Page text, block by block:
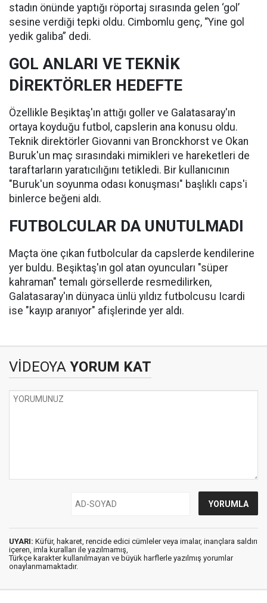
stadın önünde yaptığı röportaj sırasında gelen ‘gol’
sesine verdiği tepki oldu. Cimbomlu genç, “Yine gol
yedik galiba” dedi.
GOL ANLARI VE TEKNİK
DİREKTÖRLER HEDEFTE
Özellikle Beşiktaş'ın attığı goller ve Galatasaray'ın
ortaya koyduğu futbol, capslerin ana konusu oldu.
Teknik direktörler Giovanni van Bronckhorst ve Okan
Buruk'un maç sırasındaki mimikleri ve hareketleri de
taraftarların yaratıcılığını tetikledi. Bir kullanıcının
"Buruk'un soyunma odası konuşması" başlıklı caps'i
binlerce beğeni aldı.
FUTBOLCULAR DA UNUTULMADI
Maçta öne çıkan futbolcular da capslerde kendilerine
yer buldu. Beşiktaş'ın gol atan oyuncuları "süper
kahraman" temalı görsellerde resmedilirken,
Galatasaray'ın dünyaca ünlü yıldız futbolcusu Icardi
ise "kayıp aranıyor" afişlerinde yer aldı.
VİDEOYA YORUM KAT
UYARI: Küfür, hakaret, rencide edici cümleler veya imalar, inançlara saldırı
içeren, imla kuralları ile yazılmamış,
Türkçe karakter kullanılmayan ve büyük harflerle yazılmış yorumlar
onaylanmamaktadır.